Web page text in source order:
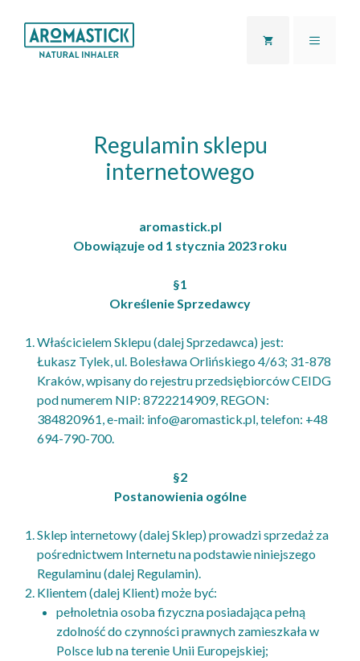
treści
MENU
Regulamin sklepu
internetowego
aromastick.pl
Obowiązuje od 1 stycznia 2023 roku
§1
Określenie Sprzedawcy
Właścicielem Sklepu (dalej Sprzedawca) jest:
Łukasz Tylek, ul. Bolesława Orlińskiego 4/63; 31-878
Kraków, wpisany do rejestru przedsiębiorców CEIDG
pod numerem NIP: 8722214909, REGON:
384820961, e-mail: info@aromastick.pl, telefon: +48
694-790-700.
§2
Postanowienia ogólne
Sklep internetowy (dalej Sklep) prowadzi sprzedaż za
pośrednictwem Internetu na podstawie niniejszego
Regulaminu (dalej Regulamin).
Klientem (dalej Klient) może być:
pełnoletnia osoba fizyczna posiadająca pełną
zdolność do czynności prawnych zamieszkała w
Polsce lub na terenie Unii Europejskiej;